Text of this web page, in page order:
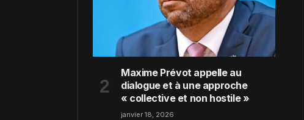
Maxime Prévot appelle au
dialogue et à une approche
« collective et non hostile »
janvier 18, 2026